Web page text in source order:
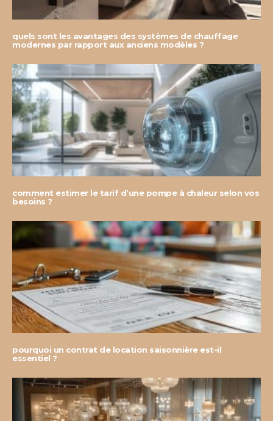
quels sont les avantages des systèmes de chauffage
modernes par rapport aux anciens modèles ?
comment estimer le tarif d’une pompe à chaleur selon vos
besoins ?
pourquoi un contrat de location saisonnière est-il
essentiel ?